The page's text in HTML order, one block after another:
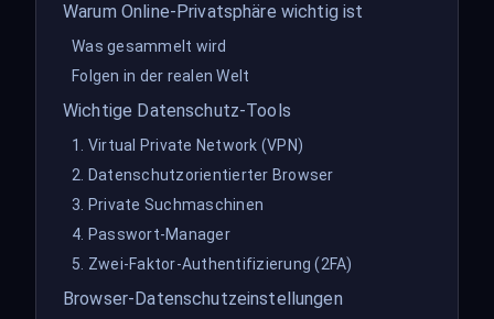
Warum Online-Privatsphäre wichtig ist
Was gesammelt wird
Folgen in der realen Welt
Wichtige Datenschutz-Tools
1. Virtual Private Network (VPN)
2. Datenschutzorientierter Browser
3. Private Suchmaschinen
4. Passwort-Manager
5. Zwei-Faktor-Authentifizierung (2FA)
Browser-Datenschutzeinstellungen